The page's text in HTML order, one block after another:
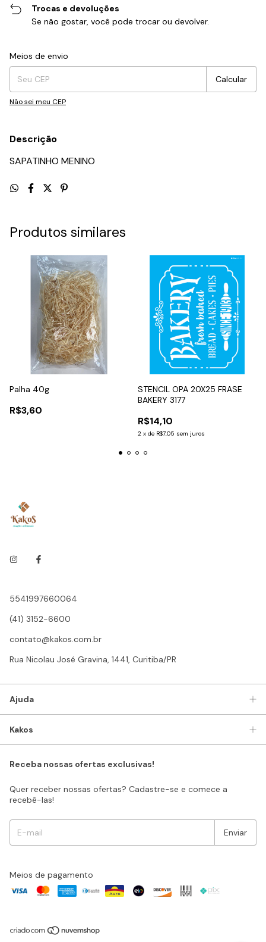
Trocas e devoluções
Se não gostar, você pode trocar ou devolver.
Entregas para o CEP:
Meios de envio
Calcular
Não sei meu CEP
Descrição
SAPATINHO MENINO
Produtos similares
Palha 40g
R$3,60
STENCIL OPA 20X25 FRASE
BAKERY 3177
R$14,10
2 x de R$7,05 sem juros
5541997660064
(41) 3152-6600
contato@kakos.com.br
Rua Nicolau José Gravina, 1441, Curitiba/PR
Ajuda
Kakos
Receba nossas ofertas exclusivas!
Quer receber nossas ofertas? Cadastre-se e comece a
recebê-las!
Meios de pagamento